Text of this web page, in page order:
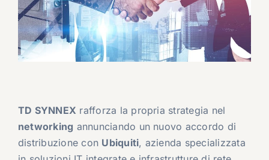
TD SYNNEX rafforza la propria strategia nel
networking annunciando un nuovo accordo di
distribuzione con Ubiquiti, azienda specializzata